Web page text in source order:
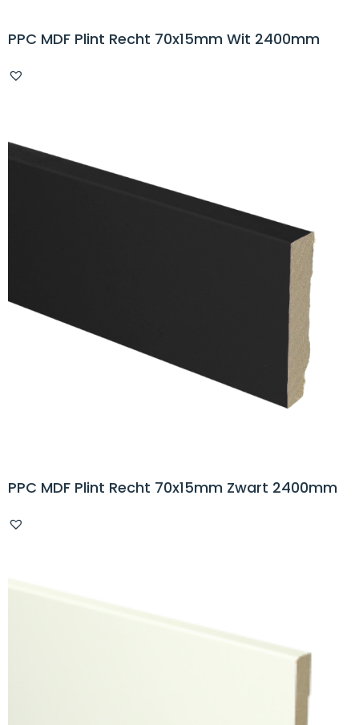
PPC MDF Plint Recht 70x15mm Wit 2400mm
PPC MDF Plint Recht 70x15mm Zwart 2400mm